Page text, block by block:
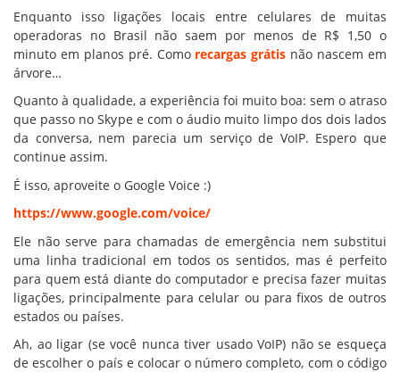
Enquanto isso ligações locais entre celulares de muitas
operadoras no Brasil não saem por menos de R$ 1,50 o
minuto em planos pré. Como recargas grátis não nascem em
árvore…
Quanto à qualidade, a experiência foi muito boa: sem o atraso
que passo no Skype e com o áudio muito limpo dos dois lados
da conversa, nem parecia um serviço de VoIP. Espero que
continue assim.
É isso, aproveite o Google Voice :)
https://www.google.com/voice/
Ele não serve para chamadas de emergência nem substitui
uma linha tradicional em todos os sentidos, mas é perfeito
para quem está diante do computador e precisa fazer muitas
ligações, principalmente para celular ou para fixos de outros
estados ou países.
Ah, ao ligar (se você nunca tiver usado VoIP) não se esqueça
de escolher o país e colocar o número completo, com o código